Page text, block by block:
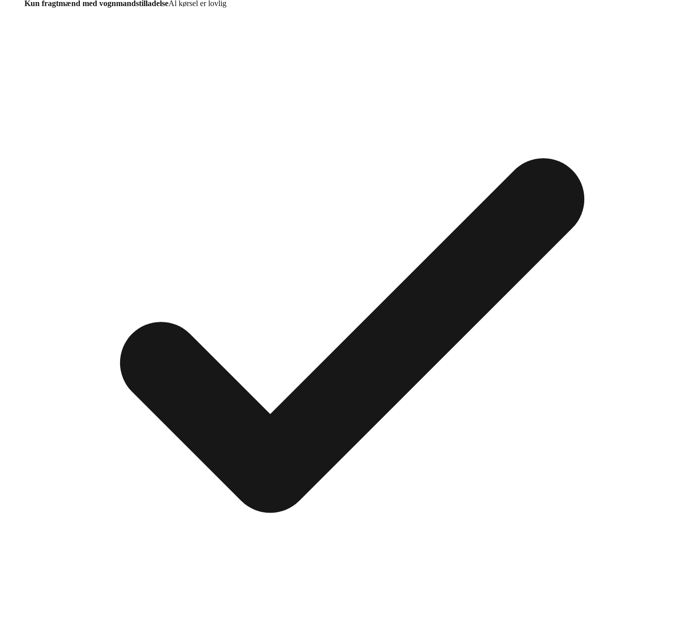
Kun fragtmænd med vognmandstilladelseAl kørsel er lovlig